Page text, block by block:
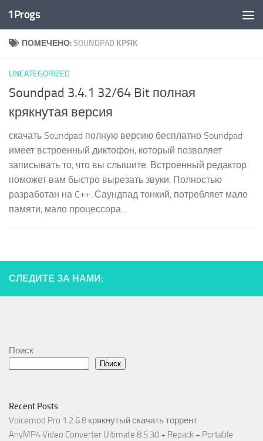
Перейти к содержимому
1Progs
ПОМЕЧЕНО:SOUNDPAD КРЯК
UNCATEGORIZED
Soundpad 3.4.1 32/64 Bit полная
крякнутая версия
скачать Soundpad полную версию бесплатно Soundpad
имеет встроенный диктофон, который позволяет
записывать то, что вы слышите. Встроенный редактор
поможет вам быстро вырезать звуки. Полностью
разработан на C++. Саундпад тонкий, потребляет мало
памяти, мало процессора...
СЛЕДИТЕ ЗА НАМИ:
Поиск
Поиск
Recent Posts
Voicemod Pro 1.2.6.8 крякнутый скачать торрент
AnyMP4 Video Converter Ultimate 8.5.30 + Repack + Portable